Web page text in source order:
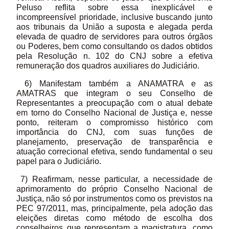
Peluso reflita sobre essa inexplicável e
incompreensível prioridade, inclusive buscando junto
aos tribunais da União a suposta e alegada perda
elevada de quadro de servidores para outros órgãos
ou Poderes, bem como consultando os dados obtidos
pela Resolução n. 102 do CNJ sobre a efetiva
remuneração dos quadros auxiliares do Judiciário.
6) Manifestam também a ANAMATRA e as
AMATRAS que integram o seu Conselho de
Representantes a preocupação com o atual debate
em torno do Conselho Nacional de Justiça e, nesse
ponto, reiteram o compromisso histórico com
importância do CNJ, com suas funções de
planejamento, preservação de transparência e
atuação correcional efetiva, sendo fundamental o seu
papel para o Judiciário.
7) Reafirmam, nesse particular, a necessidade de
aprimoramento do próprio Conselho Nacional de
Justiça, não só por instrumentos como os previstos na
PEC 97/2011, mas, principalmente, pela adoção das
eleições diretas como método de escolha dos